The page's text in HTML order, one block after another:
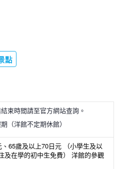
點
束時間請至官方網站查詢。
（洋館不定期休館）
65歲及以上70日元 （小學生及以
及在學的初中生免費） 洋館的參觀